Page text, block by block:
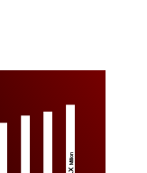
Million